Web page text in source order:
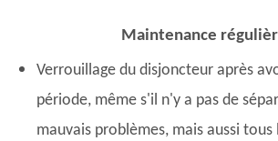
Maintenance
Verrouillage du disjoncteur après
période, même s'il n'y a pas de
mauvais problèmes, mais aussi